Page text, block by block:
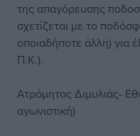
της απαγόρευσης
σχετίζεται με το
οποιαδήποτε άλλη) για
Π.Κ.).
Ατρόμητος Διμυλιάς-
αγωνιστική)